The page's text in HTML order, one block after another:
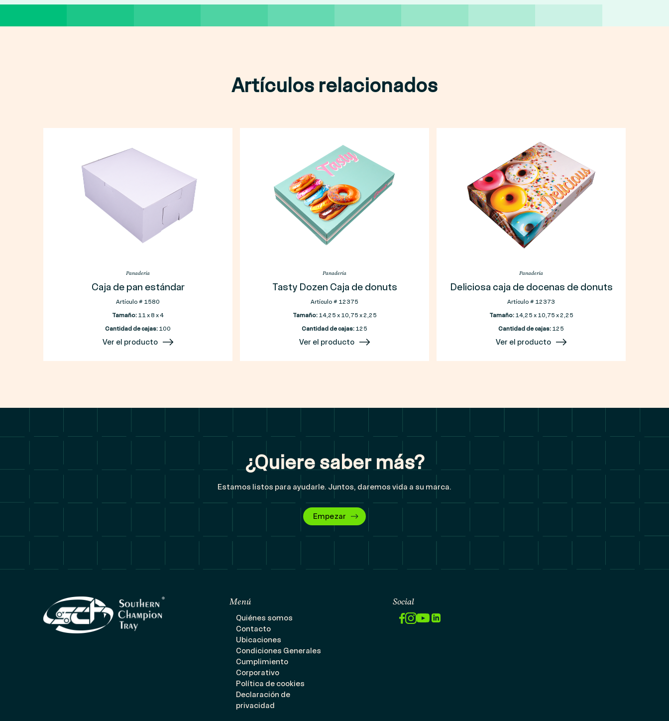
Artículos relacionados
Panadería
Caja de pan estándar
Artículo # 1580
Tamaño: 11 x 8 x 4
Cantidad de cajas: 100
Ver el producto
Panadería
Tasty Dozen Caja de donuts
Artículo # 12375
Tamaño:14,25 x 10,75 x 2,25
Cantidad de cajas: 125
Ver el producto
Panadería
Deliciosa caja de docenas de donuts
Artículo # 12373
Tamaño:14,25 x 10,75 x 2,25
Cantidad de cajas: 125
Ver el producto
¿Quiere saber más?
Estamos listos para ayudarle. Juntos, daremos vida a su marca.
Empezar
Menú
Quiénes somos
Contacto
Ubicaciones
Condiciones Generales
Cumplimiento
Corporativo
Política de cookies
Declaración de
privacidad
Social